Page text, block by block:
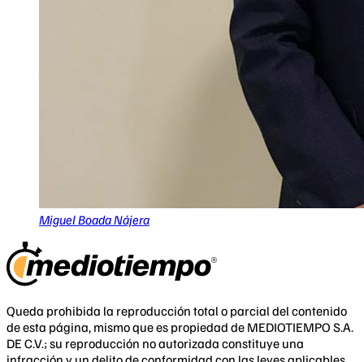
Miguel Boada Nájera
Queda prohibida la reproducción total o parcial del contenido
de esta página, mismo que es propiedad de MEDIOTIEMPO S.A.
DE C.V.; su reproducción no autorizada constituye una